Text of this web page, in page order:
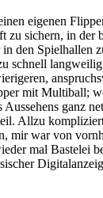
eigenen
zu sichern, in der
den Spielhallen
schnell
mit Multiball;
ganz
Allzu
mir war von
mal Bastelei